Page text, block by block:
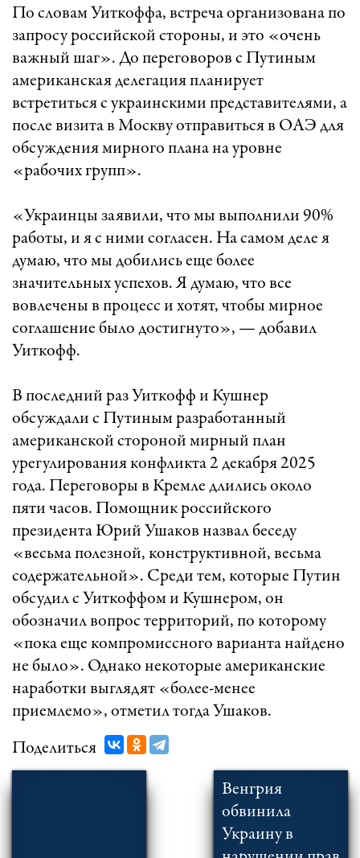
По словам Уиткоффа, встреча организована по
запросу российской стороны, и это «очень
важный шаг». До переговоров с Путиным
американская делегация планирует
встретиться с украинскими представителями, а
после визита в Москву отправиться в ОАЭ для
обсуждения мирного плана на уровне
«рабочих групп».
«Украинцы заявили, что мы выполнили 90%
работы, и я с ними согласен. На самом деле я
думаю, что мы добились еще более
значительных успехов. Я думаю, что все
вовлечены в процесс и хотят, чтобы мирное
соглашение было достигнуто», — добавил
Уиткофф.
В последний раз Уиткофф и Кушнер
обсуждали с Путиным разработанный
американской стороной мирный план
урегулирования конфликта 2 декабря 2025
года. Переговоры в Кремле длились около
пяти часов. Помощник российского
президента Юрий Ушаков назвал беседу
«весьма полезной, конструктивной, весьма
содержательной». Среди тем, которые Путин
обсудил с Уиткоффом и Кушнером, он
обозначил вопрос территорий, по которому
«пока еще компромиссного варианта найдено
не было». Однако некоторые американские
наработки выглядят «более-менее
приемлемо», отметил тогда Ушаков.
Поделиться
Венгрия
обвинила
Украину в